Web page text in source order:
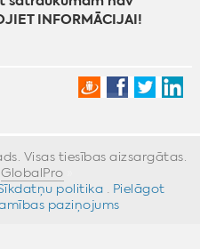
INFORMĀCIJAI!
Visas tiesības aizsargātas.
GlobalPro
politika
Pielāgot
paziņojums